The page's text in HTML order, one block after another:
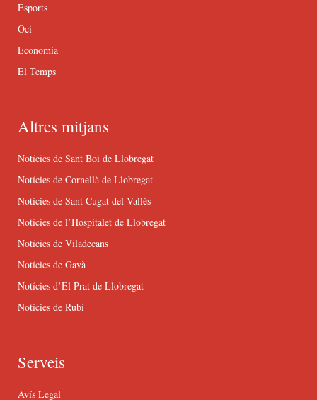
Esports
Oci
Economia
El Temps
Altres mitjans
Notícies de Sant Boi de Llobregat
Notícies de Cornellà de Llobregat
Notícies de Sant Cugat del Vallès
Notícies de l’Hospitalet de Llobregat
Notícies de Viladecans
Notícies de Gavà
Notícies d’El Prat de Llobregat
Notícies de Rubí
Serveis
Avís Legal